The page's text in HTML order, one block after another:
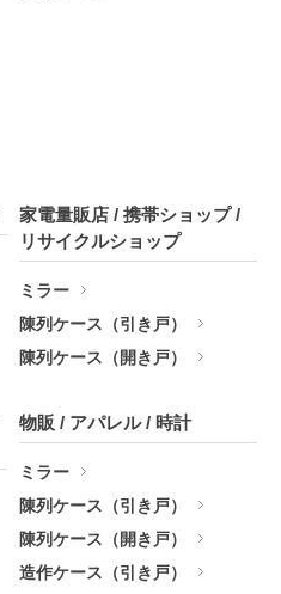
家電量販店 / 携帯ショップ /
リサイクルショップ
ミラー
陳列ケース（引き戸）
陳列ケース（開き戸）
物販 / アパレル / 時計
ミラー
陳列ケース（引き戸）
陳列ケース（開き戸）
造作ケース（引き戸）